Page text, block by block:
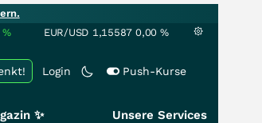
% EUR/USD 1,15587 0,00 %
Login Push-Kurse
✨ Unsere Services